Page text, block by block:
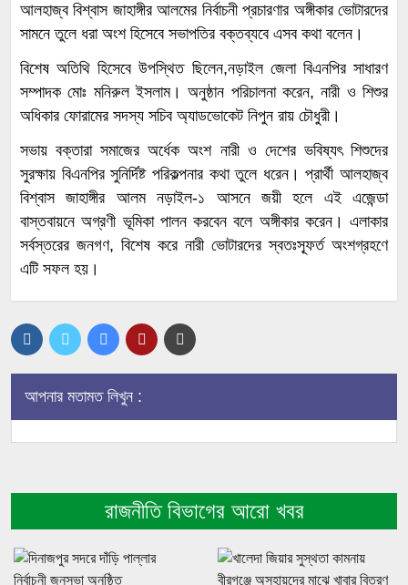
আলহাজ্ব বিশ্বাস জাহাঙ্গীর আলমের নির্বাচনী প্রচারণার অঙ্গীকার ভোটারদের
সামনে তুলে ধরা অংশ হিসেবে সভাপতির বক্তব্যবে এসব কথা বলেন।
বিশেষ অতিথি হিসেবে উপস্থিত ছিলেন,নড়াইল জেলা বিএনপির সাধারণ
সম্পাদক মোঃ মনিরুল ইসলাম। অনুষ্ঠান পরিচালনা করেন, নারী ও শিশুর
অধিকার ফোরামের সদস্য সচিব অ্যাডভোকেট নিপুন রায় চৌধুরী।
সভায় বক্তারা সমাজের অর্ধেক অংশ নারী ও দেশের ভবিষ্যৎ শিশুদের
সুরক্ষায় বিএনপির সুনির্দিষ্ট পরিকল্পনার কথা তুলে ধরেন। প্রার্থী আলহাজ্ব
বিশ্বাস জাহাঙ্গীর আলম নড়াইল-১ আসনে জয়ী হলে এই এজেন্ডা
বাস্তবায়নে অগ্রণী ভূমিকা পালন করবেন বলে অঙ্গীকার করেন। এলাকার
সর্বস্তরের জনগণ, বিশেষ করে নারী ভোটারদের স্বতঃস্ফূর্ত অংশগ্রহণে
এটি সফল হয়।
আপনার মতামত লিখুন :
রাজনীতি বিভাগের আরো খবর